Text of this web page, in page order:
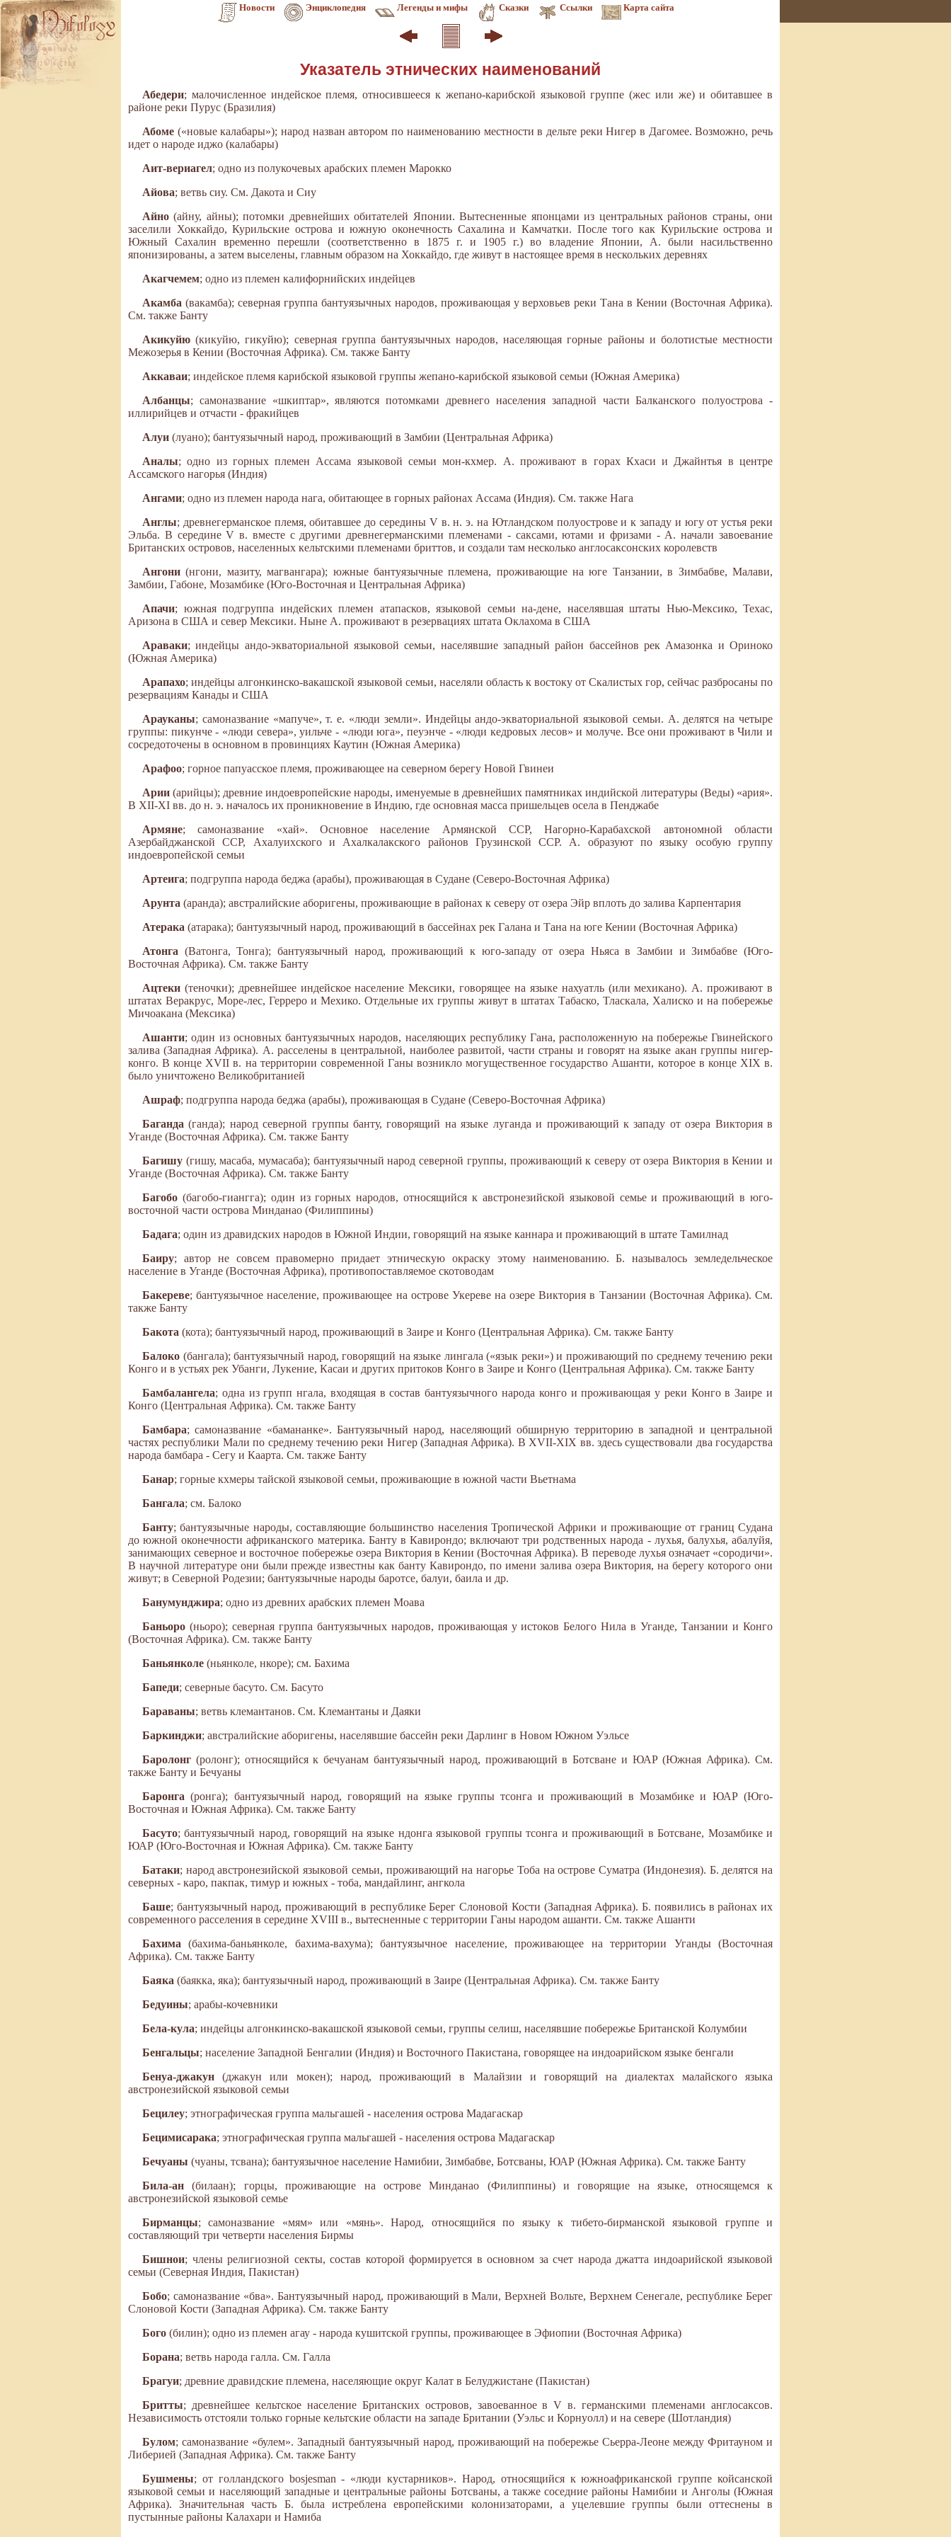
Новости Энциклопедия Легенды и мифы Сказки Ссылки Карта сайта
Указатель этнических наименований
Абедери; малочисленное индейское племя, относившееся к жепано-карибской языковой группе (жес или же) и обитавшее в
районе реки Пурус (Бразилия)
Абоме («новые калабары»); народ назван автором по наименованию местности в дельте реки Нигер в Дагомее. Возможно, речь
идет о народе иджо (калабары)
Аит-вериагел; одно из полукочевых арабских племен Марокко
Айова; ветвь сиу. См. Дакота и Сиу
Айно(айну, айны); потомки древнейших обитателей Японии. Вытесненные японцами из центральных районов страны, они
заселили Хоккайдо, Курильские острова и южную оконечность Сахалина и Камчатки. После того как Курильские острова и
Южный Сахалин временно перешли (соответственно в 1875 г. и 1905 г.) во владение Японии, А. были насильственно
японизированы, а затем выселены, главным образом на Хоккайдо, где живут в настоящее время в нескольких деревнях
Акагчемем; одно из племен калифорнийских индейцев
Акамба (вакамба); северная группа бантуязычных народов, проживающая у верховьев реки Тана в Кении (Восточная Африка).
См. также Банту
Акикуйю(кикуйю, гикуйю); северная группа бантуязычных народов, населяющая горные районы и болотистые местности
Межозерья в Кении (Восточная Африка). См. также Банту
Аккаваи; индейское племя карибской языковой группы жепано-карибской языковой семьи (Южная Америка)
Албанцы; самоназвание «шкиптар», являются потомками древнего населения западной части Балканского полуострова -
иллирийцев и отчасти - фракийцев
Алуи (луано); бантуязычный народ, проживающий в Замбии (Центральная Африка)
Аналы; одно из горных племен Ассама языковой семьи мон-кхмер. А. проживают в горах Кхаси и Джайнтья в центре
Ассамского нагорья (Индия)
Ангами; одно из племен народа нага, обитающее в горных районах Ассама (Индия). См. также Нага
Англы; древнегерманское племя, обитавшее до середины V в. н. э. на Ютландском полуострове и к западу и югу от устья реки
Эльба. В середине V в. вместе с другими древнегерманскими племенами - саксами, ютами и фризами - А. начали завоевание
Британских островов, населенных кельтскими племенами бриттов, и создали там несколько англосаксонских королевств
Ангони(нгони, мазиту, магвангара); южные бантуязычные племена, проживающие на юге Танзании, в Зимбабве, Малави,
Замбии, Габоне, Мозамбике (Юго-Восточная и Центральная Африка)
Апачи; южная подгруппа индейских племен атапасков, языковой семьи на-дене, населявшая штаты Нью-Мексико, Техас,
Аризона в США и север Мексики. Ныне А. проживают в резервациях штата Оклахома в США
Араваки; индейцы андо-экваториальной языковой семьи, населявшие западный район бассейнов рек Амазонка и Ориноко
(Южная Америка)
Арапахо; индейцы алгонкинско-вакашской языковой семьи, населяли область к востоку от Скалистых гор, сейчас разбросаны по
резервациям Канады и США
Арауканы; самоназвание «мапуче», т. е. «люди земли». Индейцы андо-экваториальной языковой семьи. А. делятся на четыре
группы: пикунче - «люди севера», уильче - «люди юга», пеуэнче - «люди кедровых лесов» и молуче. Все они проживают в Чили и
сосредоточены в основном в провинциях Каутин (Южная Америка)
Арафоо; горное папуасское племя, проживающее на северном берегу Новой Гвинеи
Арии (арийцы); древние индоевропейские народы, именуемые в древнейших памятниках индийской литературы (Веды) «ария».
В XII-XI вв. до н. э. началось их проникновение в Индию, где основная масса пришельцев осела в Пенджабе
Армяне; самоназвание «хай». Основное население Армянской ССР, Нагорно-Карабахской автономной области
Азербайджанской ССР, Ахалуихского и Ахалкалакского районов Грузинской ССР. А. образуют по языку особую группу
индоевропейской семьи
Артеига; подгруппа народа беджа (арабы), проживающая в Судане (Северо-Восточная Африка)
Арунта (аранда); австралийские аборигены, проживающие в районах к северу от озера Эйр вплоть до залива Карпентария
Атерака (атарака); бантуязычный народ, проживающий в бассейнах рек Галана и Тана на юге Кении (Восточная Африка)
Атонга (Ватонга, Тонга); бантуязычный народ, проживающий к юго-западу от озера Ньяса в Замбии и Зимбабве (Юго-
Восточная Африка). См. также Банту
Ацтеки (теночки); древнейшее индейское население Мексики, говорящее на языке нахуатль (или мехикано). А. проживают в
штатах Веракрус, Море-лес, Герреро и Мехико. Отдельные их группы живут в штатах Табаско, Тласкала, Халиско и на побережье
Мичоакана (Мексика)
Ашанти; один из основных бантуязычных народов, населяющих республику Гана, расположенную на побережье Гвинейского
залива (Западная Африка). А. расселены в центральной, наиболее развитой, части страны и говорят на языке акан группы нигер-
конго. В конце XVII в. на территории современной Ганы возникло могущественное государство Ашанти, которое в конце XIX в.
было уничтожено Великобританией
Ашраф; подгруппа народа беджа (арабы), проживающая в Судане (Северо-Восточная Африка)
Баганда(ганда); народ северной группы банту, говорящий на языке луганда и проживающий к западу от озера Виктория в
Уганде (Восточная Африка). См. также Банту
Багишу (гишу, масаба, мумасаба); бантуязычный народ северной группы, проживающий к северу от озера Виктория в Кении и
Уганде (Восточная Африка). См. также Банту
Багобо (багобо-гиангга); один из горных народов, относящийся к австронезийской языковой семье и проживающий в юго-
восточной части острова Минданао (Филиппины)
Бадага; один из дравидских народов в Южной Индии, говорящий на языке каннара и проживающий в штате Тамилнад
Баиру; автор не совсем правомерно придает этническую окраску этому наименованию. Б. называлось земледельческое
население в Уганде (Восточная Африка), противопоставляемое скотоводам
Бакереве; бантуязычное население, проживающее на острове Укереве на озере Виктория в Танзании (Восточная Африка). См.
также Банту
Бакота (кота); бантуязычный народ, проживающий в Заире и Конго (Центральная Африка). См. также Банту
Балоко (бангала); бантуязычный народ, говорящий на языке лингала («язык реки») и проживающий по среднему течению реки
Конго и в устьях рек Убанги, Лукение, Касаи и других притоков Конго в Заире и Конго (Центральная Африка). См. также Банту
Бамбалангела; одна из групп нгала, входящая в состав бантуязычного народа конго и проживающая у реки Конго в Заире и
Конго (Центральная Африка). См. также Банту
Бамбара; самоназвание «бамананке». Бантуязычный народ, населяющий обширную территорию в западной и центральной
частях республики Мали по среднему течению реки Нигер (Западная Африка). В XVII-XIX вв. здесь существовали два государства
народа бамбара - Сегу и Каарта. См. также Банту
Банар; горные кхмеры тайской языковой семьи, проживающие в южной части Вьетнама
Бангала; см. Балоко
Банту; бантуязычные народы, составляющие большинство населения Тропической Африки и проживающие от границ Судана
до южной оконечности африканского материка. Банту в Кавирондо; включают три родственных народа - лухья, балухья, абалуйя,
занимающих северное и восточное побережье озера Виктория в Кении (Восточная Африка). В переводе лухья означает «сородичи».
В научной литературе они были прежде известны как банту Кавирондо, по имени залива озера Виктория, на берегу которого они
живут; в Северной Родезии; бантуязычные народы баротсе, балуи, баила и др.
Банумунджира; одно из древних арабских племен Моава
Баньоро (ньоро); северная группа бантуязычных народов, проживающая у истоков Белого Нила в Уганде, Танзании и Конго
(Восточная Африка). См. также Банту
Баньянколе (ньянколе, нкоре); см. Бахима
Бапеди; северные басуто. См. Басуто
Бараваны; ветвь клемантанов. См. Клемантаны и Даяки
Баркинджи; австралийские аборигены, населявшие бассейн реки Дарлинг в Новом Южном Уэльсе
Баролонг (ролонг); относящийся к бечуанам бантуязычный народ, проживающий в Ботсване и ЮАР (Южная Африка). См.
также Банту и Бечуаны
Баронга(ронга); бантуязычный народ, говорящий на языке группы тсонга и проживающий в Мозамбике и ЮАР (Юго-
Восточная и Южная Африка). См. также Банту
Басуто; бантуязычный народ, говорящий на языке ндонга языковой группы тсонга и проживающий в Ботсване, Мозамбике и
ЮАР (Юго-Восточная и Южная Африка). См. также Банту
Батаки; народ австронезийской языковой семьи, проживающий на нагорье Тоба на острове Суматра (Индонезия). Б. делятся на
северных - каро, пакпак, тимур и южных - тоба, мандайлинг, ангкола
Баше; бантуязычный народ, проживающий в республике Берег Слоновой Кости (Западная Африка). Б. появились в районах их
современного расселения в середине XVIII в., вытесненные с территории Ганы народом ашанти. См. также Ашанти
Бахима(бахима-баньянколе, бахима-вахума); бантуязычное население, проживающее на территории Уганды (Восточная
Африка). См. также Банту
Баяка (баякка, яка); бантуязычный народ, проживающий в Заире (Центральная Африка). См. также Банту
Бедуины; арабы-кочевники
Бела-кула; индейцы алгонкинско-вакашской языковой семьи, группы селиш, населявшие побережье Британской Колумбии
Бенгальцы; население Западной Бенгалии (Индия) и Восточного Пакистана, говорящее на индоарийском языке бенгали
Бенуа-джакун (джакун или мокен); народ, проживающий в Малайзии и говорящий на диалектах малайского языка
австронезийской языковой семьи
Бецилеу; этнографическая группа мальгашей - населения острова Мадагаскар
Бецимисарака; этнографическая группа мальгашей - населения острова Мадагаскар
Бечуаны (чуаны, тсвана); бантуязычное население Намибии, Зимбабве, Ботсваны, ЮАР (Южная Африка). См. также Банту
Била-ан (билаан); горцы, проживающие на острове Минданао (Филиппины) и говорящие на языке, относящемся к
австронезийской языковой семье
Бирманцы; самоназвание «мям» или «мянь». Народ, относящийся по языку к тибето-бирманской языковой группе и
составляющий три четверти населения Бирмы
Бишнои; члены религиозной секты, состав которой формируется в основном за счет народа джатта индоарийской языковой
семьи (Северная Индия, Пакистан)
Бобо; самоназвание «бва». Бантуязычный народ, проживающий в Мали, Верхней Вольте, Верхнем Сенегале, республике Берег
Слоновой Кости (Западная Африка). См. также Банту
Бого (билин); одно из племен агау - народа кушитской группы, проживающее в Эфиопии (Восточная Африка)
Борана; ветвь народа галла. См. Галла
Брагуи; древние дравидские племена, населяющие округ Калат в Белуджистане (Пакистан)
Бритты; древнейшее кельтское население Британских островов, завоеванное в V в. германскими племенами англосаксов.
Независимость отстояли только горные кельтские области на западе Британии (Уэльс и Корнуолл) и на севере (Шотландия)
Булом; самоназвание «булем». Западный бантуязычный народ, проживающий на побережье Сьерра-Леоне между Фритауном и
Либерией (Западная Африка). См. также Банту
Бушмены; от голландского bosjesman - «люди кустарников». Народ, относящийся к южноафриканской группе койсанской
языковой семьи и населяющий западные и центральные районы Ботсваны, а также соседние районы Намибии и Анголы (Южная
Африка). Значительная часть Б. была истреблена европейскими колонизаторами, а уцелевшие группы были оттеснены в
пустынные районы Калахари и Намиба